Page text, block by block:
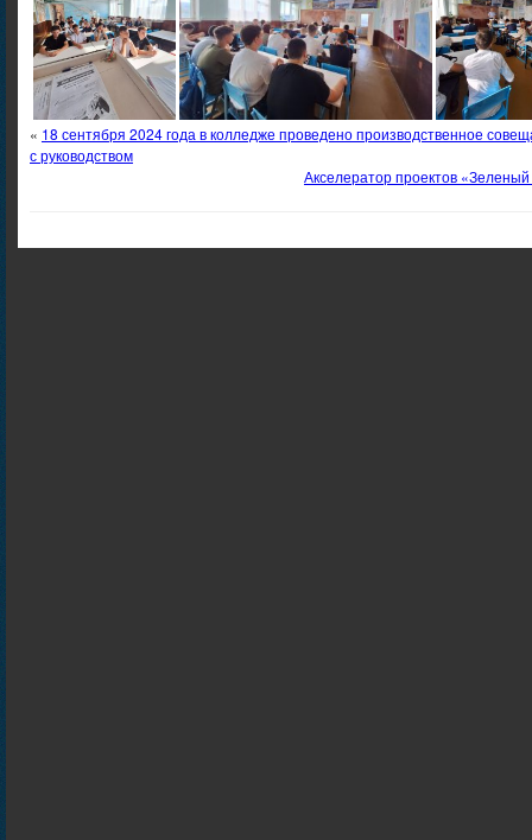
« 18 сентября 2024 года в колледже проведено производственное
с руководством
Акселератор проектов